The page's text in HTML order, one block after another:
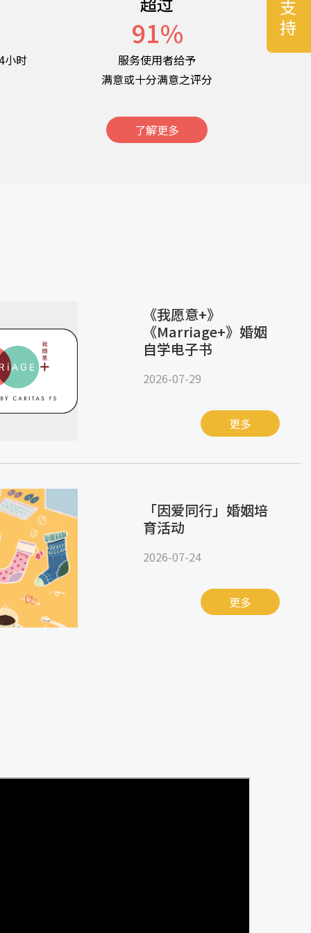
小时
91%
服务使用者给予
满意或十分满意之评分
了解更多
《我愿意+》
《Marriage+》婚姻
自学电子书
2026-07-29
更多
「因爱同行」婚姻培
育活动
2026-07-24
更多